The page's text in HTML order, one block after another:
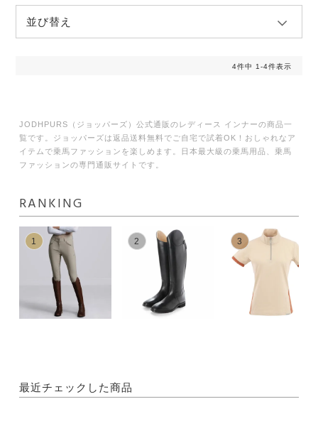
並び替え
4件中 1 -4件表示
JODHPURS（ジョッパーズ）公式通販のレディース インナーの商品一
覧です。ジョッパーズは返品送料無料でご自宅で試着OK！おしゃれなア
イテムで乗馬ファッションを楽しめます。日本最大級の乗馬用品、乗馬
ファッションの専門通販サイトです。
RANKING
1 2 3
最近チェックした商品